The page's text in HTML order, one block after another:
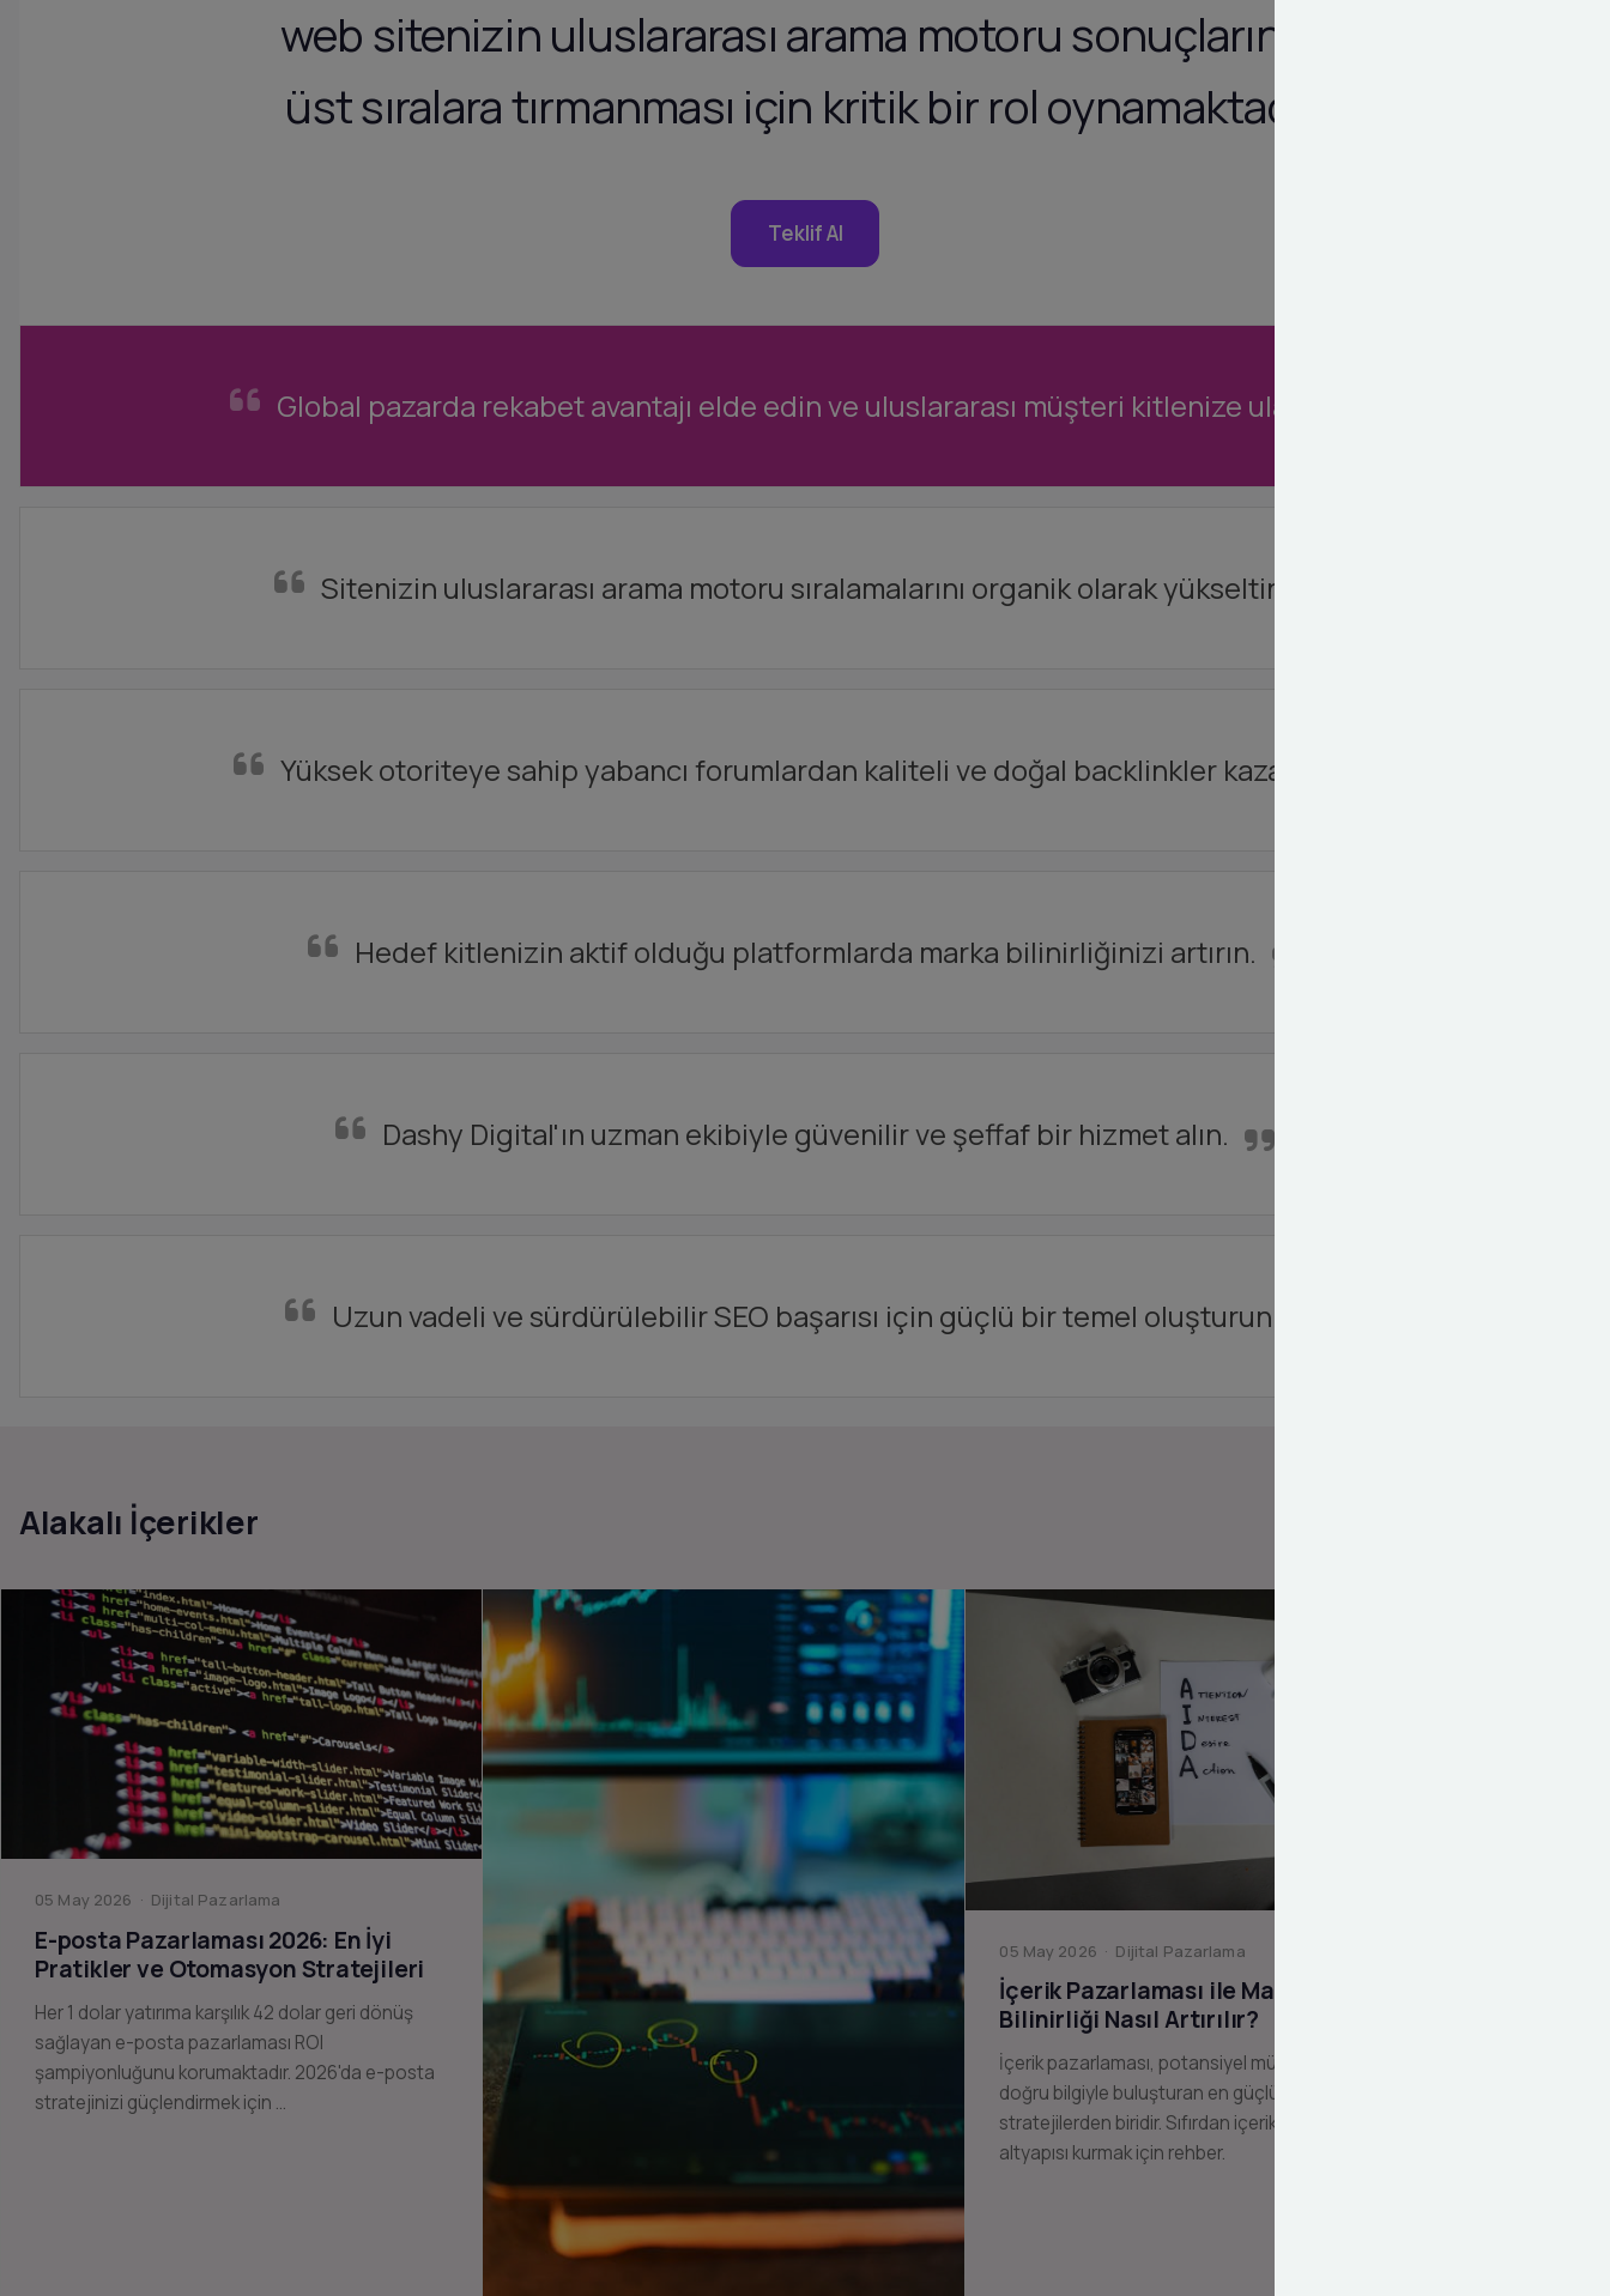
web sitenizin uluslararası arama motoru sonuçlarında
üst sıralara tırmanması için kritik bir rol oynamaktadır.
Teklif Al
Global pazarda rekabet avantajı elde edin ve uluslararası müşteri kitlenize ulaşın.
Sitenizin uluslararası arama motoru sıralamalarını organik olarak yükseltin.
Yüksek otoriteye sahip yabancı forumlardan kaliteli ve doğal backlinkler kazanın.
Hedef kitlenizin aktif olduğu platformlarda marka bilinirliğinizi artırın.
Dashy Digital'ın uzman ekibiyle güvenilir ve şeffaf bir hizmet alın.
Uzun vadeli ve sürdürülebilir SEO başarısı için güçlü bir temel oluşturun.
Alakalı İçerikler
05 May 2026 · Dijital Pazarlama
E-posta Pazarlaması 2026: En İyi
Pratikler ve Otomasyon Stratejileri
Her 1 dolar yatırıma karşılık 42 dolar geri dönüş
sağlayan e-posta pazarlaması ROI
şampiyonluğunu korumaktadır. 2026'da e-posta
stratejinizi güçlendirmek için …
05 May 2026 · Dijital Pazarlama
İçerik Pazarlaması ile Marka
Bilinirliği Nasıl Artırılır?
İçerik pazarlaması, potansiyel müşterilerinizi
doğru bilgiyle buluşturan en güçlü dijital
stratejilerden biridir. Sıfırdan içerik pazarlama
altyapısı kurmak için rehber.